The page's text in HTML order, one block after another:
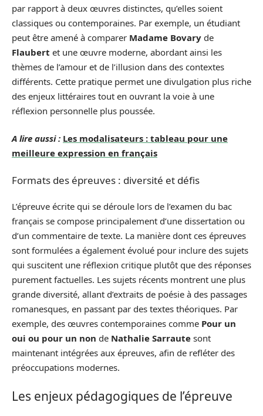
par rapport à deux œuvres distinctes, qu’elles soient
classiques ou contemporaines. Par exemple, un étudiant
peut être amené à comparer Madame Bovary de
Flaubert et une œuvre moderne, abordant ainsi les
thèmes de l’amour et de l’illusion dans des contextes
différents. Cette pratique permet une divulgation plus riche
des enjeux littéraires tout en ouvrant la voie à une
réflexion personnelle plus poussée.
A lire aussi : Les modalisateurs : tableau pour une
meilleure expression en français
Formats des épreuves : diversité et défis
L’épreuve écrite qui se déroule lors de l’examen du bac
français se compose principalement d’une dissertation ou
d’un commentaire de texte. La manière dont ces épreuves
sont formulées a également évolué pour inclure des sujets
qui suscitent une réflexion critique plutôt que des réponses
purement factuelles. Les sujets récents montrent une plus
grande diversité, allant d’extraits de poésie à des passages
romanesques, en passant par des textes théoriques. Par
exemple, des œuvres contemporaines comme Pour un
oui ou pour un non de Nathalie Sarraute sont
maintenant intégrées aux épreuves, afin de refléter des
préoccupations modernes.
Les enjeux pédagogiques de l’épreuve